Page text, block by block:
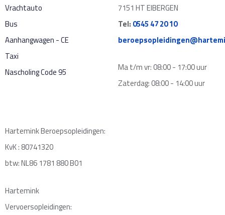
Vrachtauto
Bus
Aanhangwagen - CE
Taxi
Nascholing Code 95
7151 HT EIBERGEN
Tel: 0545 47 20 10
Ma t/m vr: 08:00 - 17:00 uur
Zaterdag: 08:00 - 14:00 uur
Hartemink Beroepsopleidingen:
KvK : 80741320
btw: NL86 1781 880 B01
Hartemink
Vervoersopleidingen: